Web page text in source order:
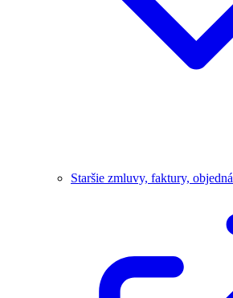
Staršie zmluvy, faktury,